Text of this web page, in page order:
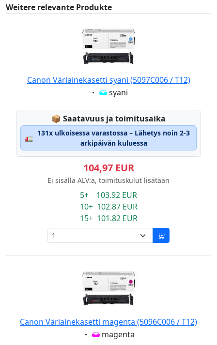
Weitere relevante Produkte
Canon Väriainekasetti syani (5097C006 / T12)
Eigenschaft:
syani
📦 Lagerstatus:
Saatavuus ja toimitusaika
🚛
131x ulkoisessa varastossa – Lähetys noin 2-3
arkipäivän kuluessa
104,97 EUR
Ei sisällä ALV:a, toimituskulut lisätään
5+ 103.92 EUR
10+ 102.87 EUR
15+ 101.82 EUR
Canon Väriainekasetti magenta (5096C006 / T12)
Eigenschaft:
magenta